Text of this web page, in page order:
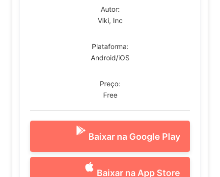
Autor:
Viki, Inc
Plataforma:
Android/iOS
Preço:
Free
Baixar na Google Play
Baixar na App Store